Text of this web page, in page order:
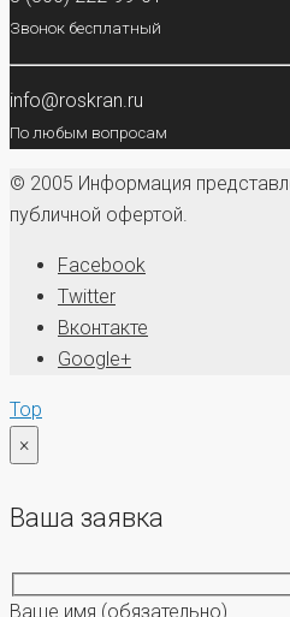
Звонок бесплатный
info@roskran.ru
По любым вопросам
© 2005 Информация
публичной офертой.
Facebook
Twitter
Вконтакте
Google+
Top
×
Ваша заявка
Ваше имя (обязательно)